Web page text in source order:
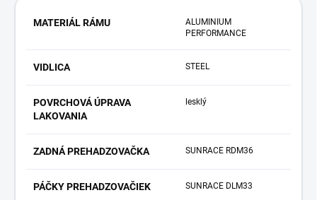
MATERIÁL RÁMU
ALUMINIUM
PERFORMANCE
VIDLICA STEEL
POVRCHOVÁ ÚPRAVA
LAKOVANIA
lesklý
ZADNÁ PREHADZOVAČKA SUNRACE RDM36
PÁČKY PREHADZOVAČIEK SUNRACE DLM33